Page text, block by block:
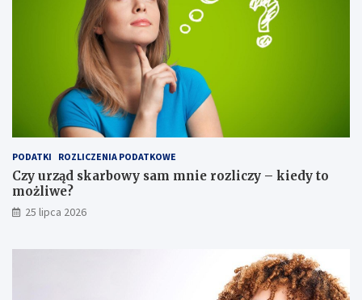
PODATKI ROZLICZENIA PODATKOWE
Czy urząd skarbowy sam mnie rozliczy – kiedy to
możliwe?
25 lipca 2026